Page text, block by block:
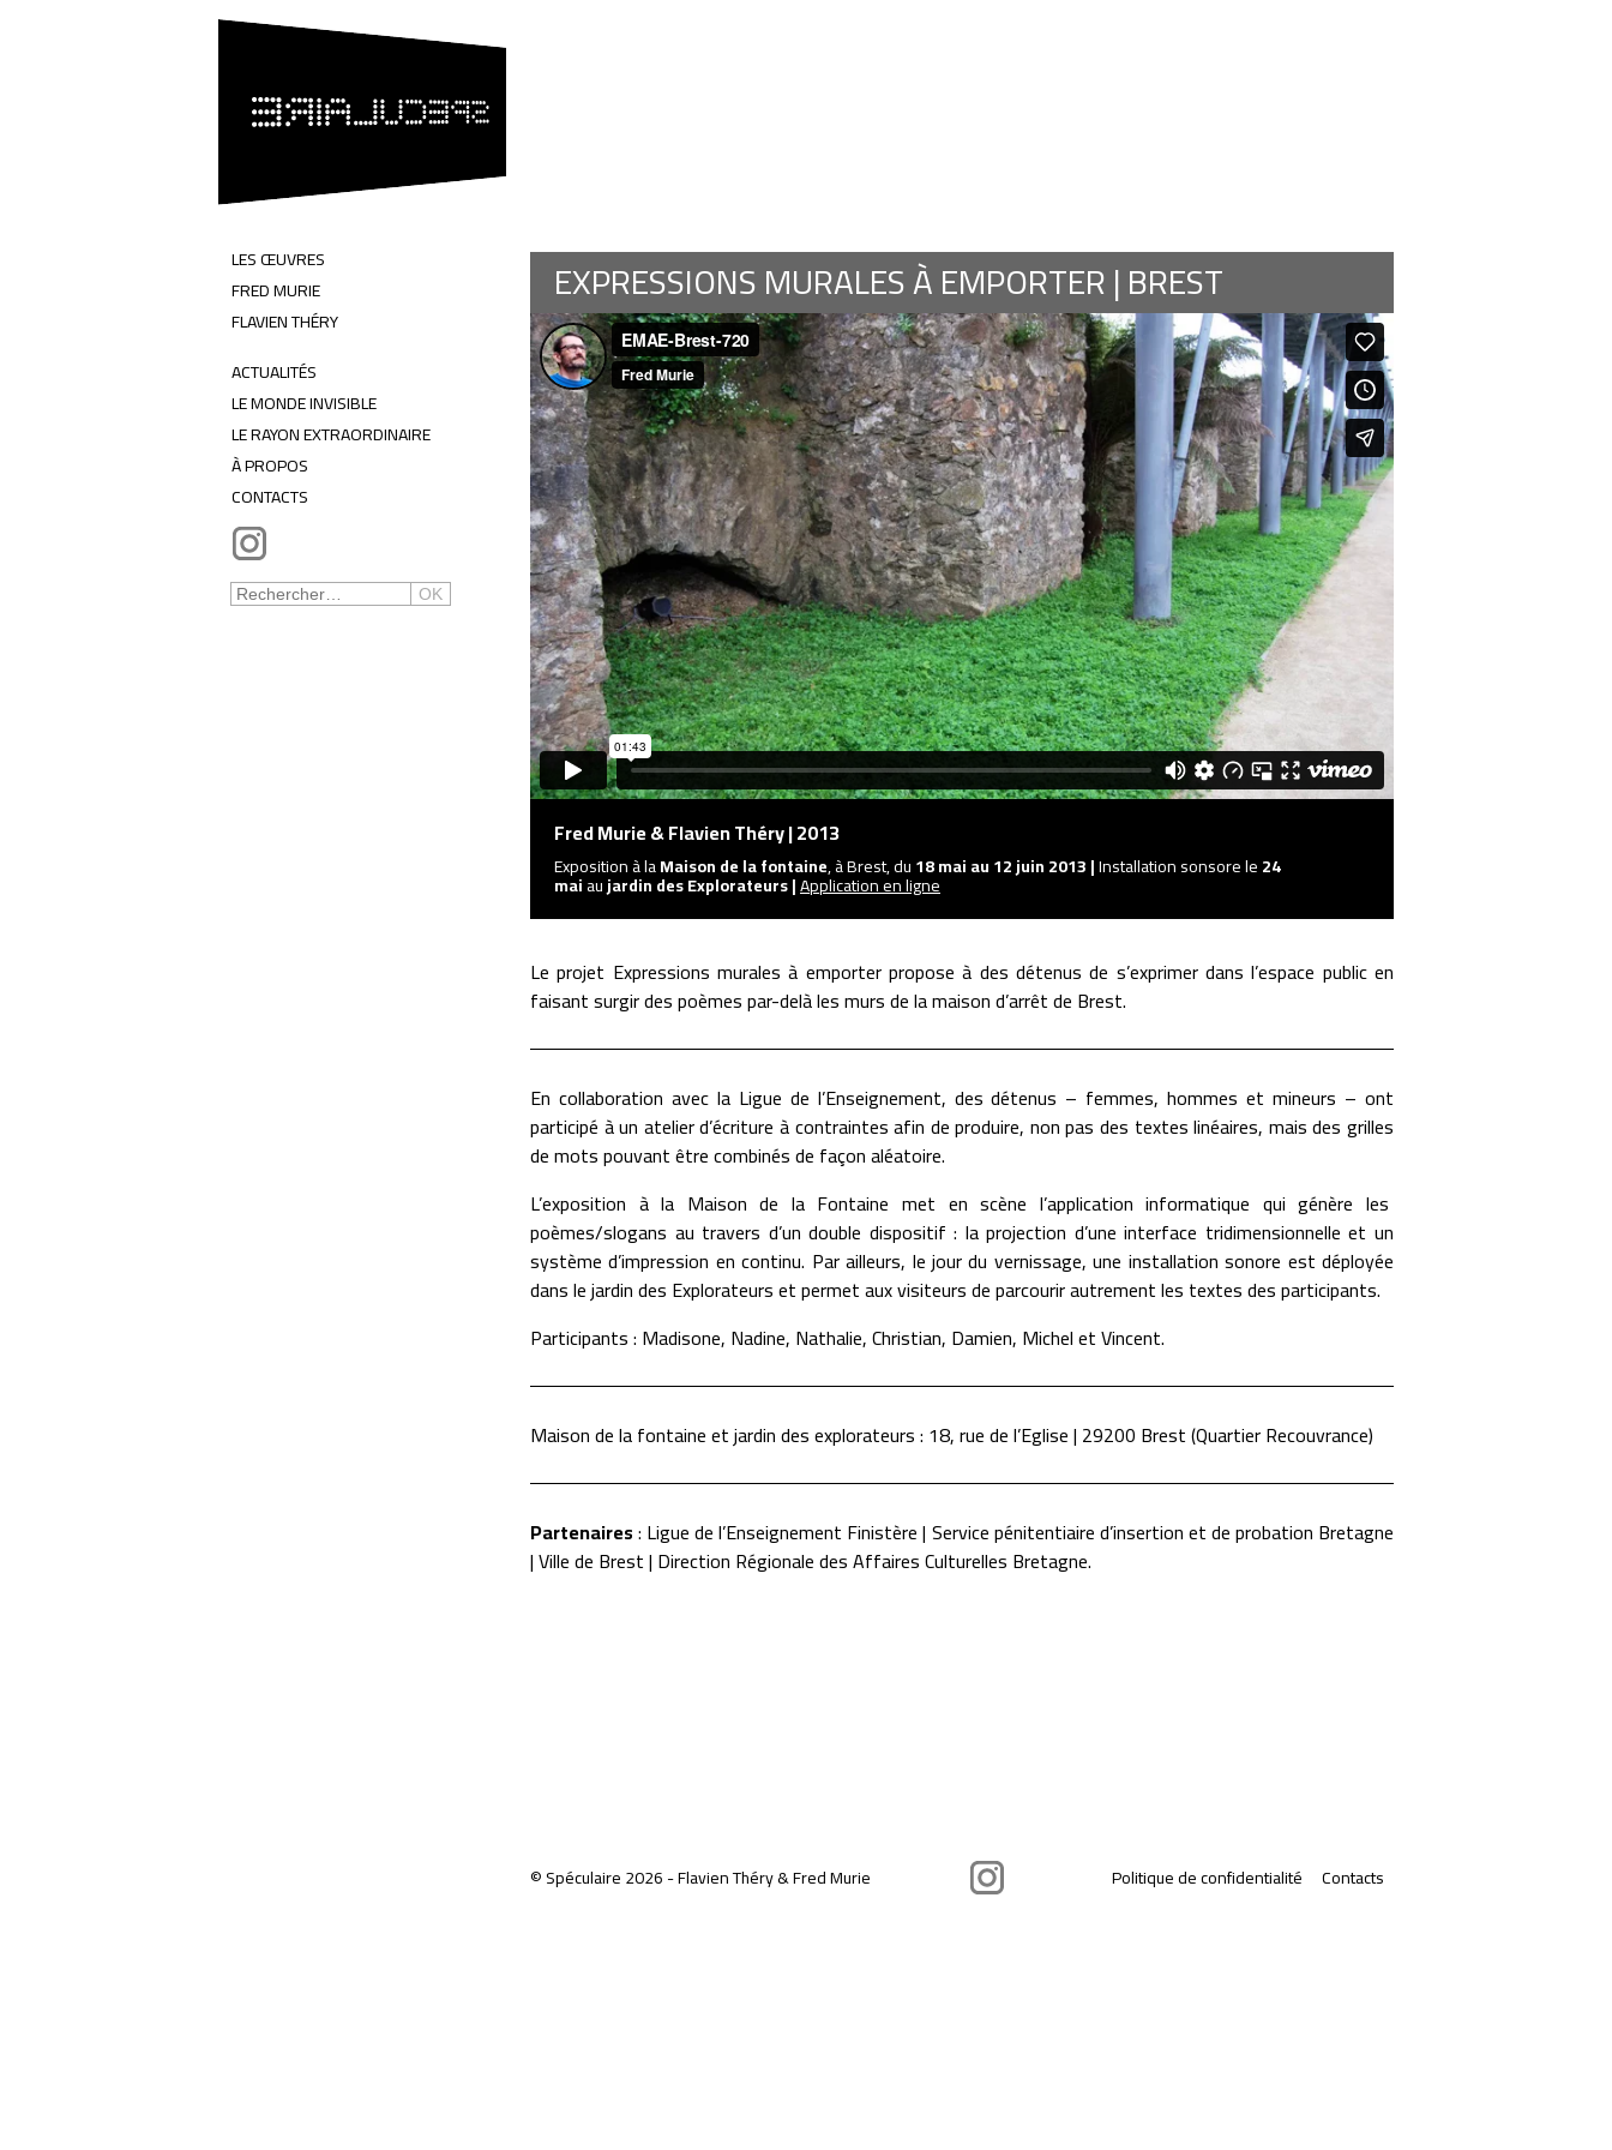
SPÉCULAIRE
LES ŒUVRES
FRED MURIE
FLAVIEN THÉRY
ACTUALITÉS
LE MONDE INVISIBLE
LE RAYON EXTRAORDINAIRE
À PROPOS
CONTACTS
Instagram
Search :
OK
EXPRESSIONS MURALES À EMPORTER | BREST
Fred Murie & Flavien Théry | 2013
Exposition à laMaison de la fontaine, à Brest, du18 mai au 12 juin 2013 |Installation sonsore le24
maiaujardin des Explorateurs |Application en ligne
Le projet Expressions murales à emporter propose à des détenus de s’exprimer dans l’espace public en
faisant surgir des poèmes par-delà les murs de la maison d’arrêt de Brest.
En collaboration avec la Ligue de l’Enseignement, des détenus – femmes, hommes et mineurs – ont
participé à un atelier d’écriture à contraintes afin de produire, non pas des textes linéaires, mais des grilles
de mots pouvant être combinés de façon aléatoire.
L’exposition à la Maison de la Fontaine met en scène l’application informatique qui génère les
poèmes/slogans au travers d’un double dispositif : la projection d’une interface tridimensionnelle et un
système d’impression en continu. Par ailleurs, le jour du vernissage, une installation sonore est déployée
dans le jardin des Explorateurs et permet aux visiteurs de parcourir autrement les textes des participants.
Participants : Madisone, Nadine, Nathalie, Christian, Damien, Michel et Vincent.
Maison de la fontaine et jardin des explorateurs : 18, rue de l’Eglise | 29200 Brest (Quartier Recouvrance)
Partenaires: Ligue de l’Enseignement Finistère | Service pénitentiaire d’insertion et de probation Bretagne
| Ville de Brest | Direction Régionale des Affaires Culturelles Bretagne.
©Spéculaire2026 - Flavien Théry & Fred Murie Instagram Politique de confidentialité Contacts